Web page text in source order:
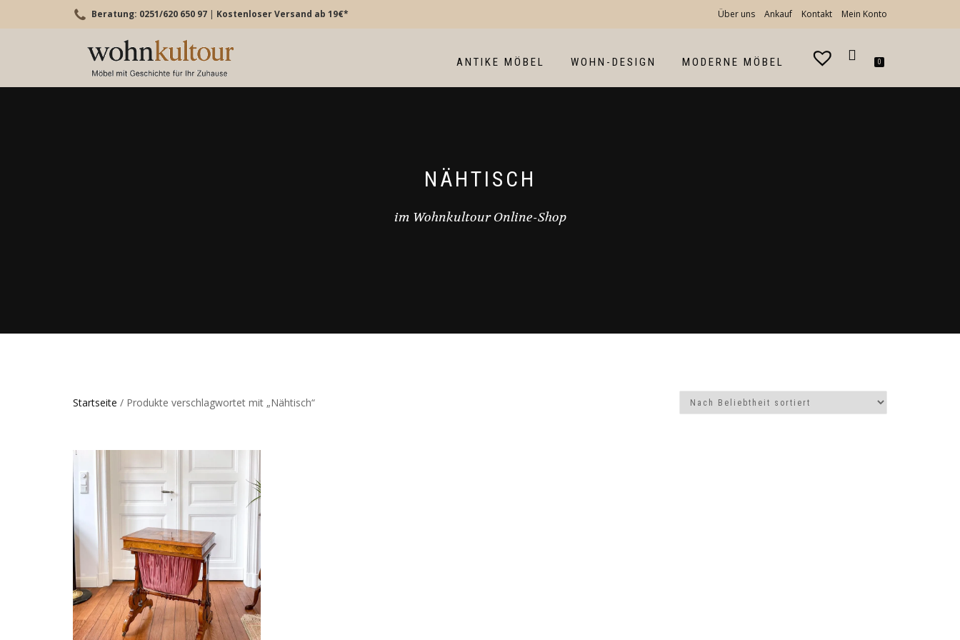
Beratung: 0251/620 650 97 | Kostenloser Versand ab 19€* Über uns Ankauf Kontakt Mein Konto
ANTIKE MÖBEL WOHN-DESIGN MODERNE MÖBEL 0
NÄHTISCH
im Wohnkultour Online-Shop
Startseite / Produkte verschlagwortet mit „Nähtisch“